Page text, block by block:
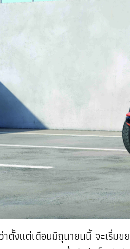
าตั้งแต่เดือนมิถุนายนนี้ จะเริ่ม